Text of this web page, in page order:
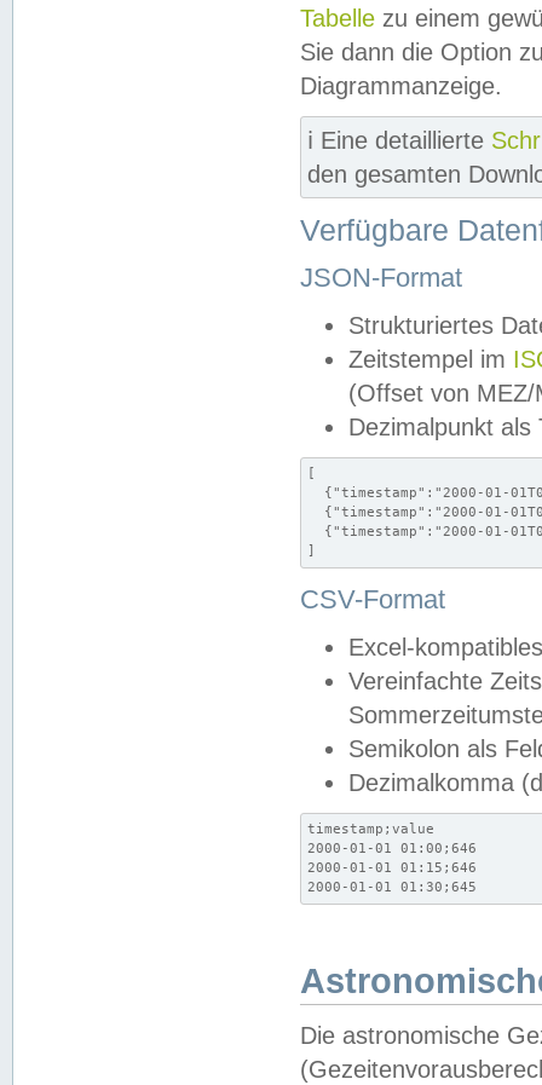
Tabelle zu einem
Sie dann die Option
Diagrammanzeige.
ℹ️ Eine detaillierte
den gesamten
Verfügbare
JSON-Format
Strukturiertes
Zeitstempel im
(Offset von MEZ/
Dezimalpunkt als
[
{"timestamp":"2000-01-
{"timestamp":"2000-01-
{"timestamp":"2000-01-
]
CSV-Format
Excel-
Vereinfachte
Semikolon als
Dezimalkomma
timestamp;value
2000-01-01 01:00;646
2000-01-01 01:15;646
2000-01-01 01:30;645
Die astronomische